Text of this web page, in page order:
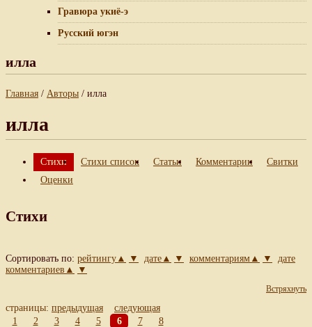
Гравюра укиё-э
Русский югэн
илла
Главная / Авторы / илла
илла
Стихи Стихи список Статьи Комментарии
Свитки
Оценки
Стихи
Сортировать по: рейтингу▲ ▼ дате▲ ▼ комментариям▲ ▼
дате
комментариев▲
▼
Встряхнуть
страницы: предыдущая
следующая
1
2 3 4 5 6 7 8